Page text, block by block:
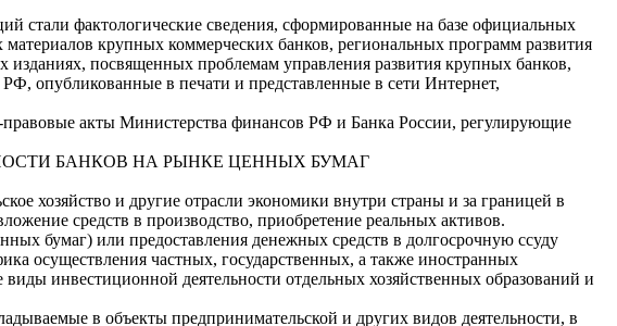
стали фактологические сведения, сформированные на базе официальных
крупных коммерческих банков, региональных программ развития
посвященных проблемам управления развития крупных банков,
опубликованные в печати и представленные в сети Интернет,
акты Министерства финансов РФ и Банка России, регулирующие
БАНКОВ НА РЫНКЕ ЦЕННЫХ БУМАГ
хозяйство и другие отрасли экономики внутри страны и за границей в
средств в производство, приобретение реальных активов.
бумаг) или предоставления денежных средств в долгосрочную ссуду
осуществления частных, государственных, а также иностранных
инвестиционной деятельности отдельных хозяйственных образований и
в объекты предпринимательской и других видов деятельности, в